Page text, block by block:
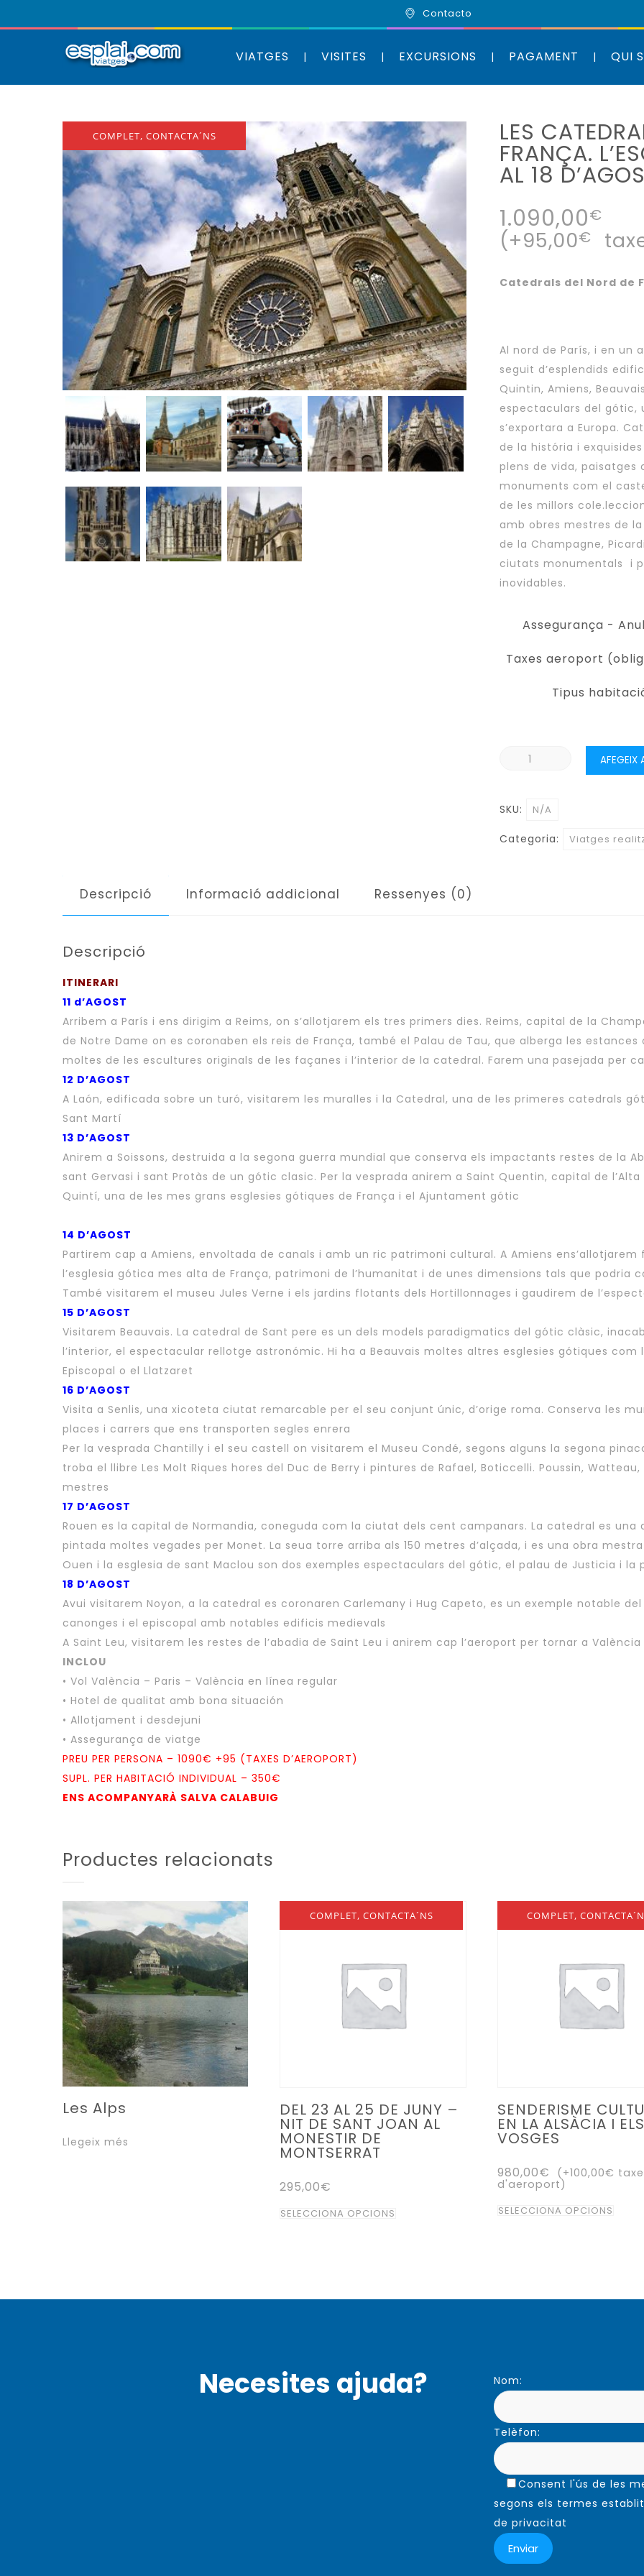
Contacto
VIATGES VISITES EXCURSIONS PAGAMENT QUI
COMPLET, CONTACTA´NS LES
FRANÇA.
AL 18
1.090,00€
(+95,00€
Catedrals del Nord de
Al nord de París, i en
seguit d’esplendids
Quintin, Amiens,
espectaculars del gótic,
s’exportara a Europa.
de la história i
plens de vida,
monuments com el
de les millors
amb obres mestres de
de la Champagne,
ciutats monumentals i
inovidables.
Assegurança -
Taxes aeroport
Tipus
quantitat
CATEDRALS
DEL
18
D'AGOST)
AFEGEIX
SKU: N/A
Categoria: Viatges
Descripció Informació addicional Ressenyes (0)
Descripció
ITINERARI
11 d’AGOST
Arribem a París i ens dirigim a Reims, on s’allotjarem els tres primers dies. Reims, capital de la
de Notre Dame on es coronaben els reis de França, també el Palau de Tau, que alberga les
moltes de les escultures originals de les façanes i l’interior de la catedral. Farem una pasejada per
12 D’AGOST
A Laón, edificada sobre un turó, visitarem les muralles i la Catedral, una de les primeres catedrals
Sant Martí
13 D’AGOST
Anirem a Soissons, destruida a la segona guerra mundial que conserva els impactants restes de la
sant Gervasi i sant Protàs de un gótic clasic. Per la vesprada anirem a Saint Quentin, capital de
Quintí, una de les mes grans esglesies gótiques de França i el Ajuntament gótic
14 D’AGOST
Partirem cap a Amiens, envoltada de canals i amb un ric patrimoni cultural. A Amiens
l’esglesia gótica mes alta de França, patrimoni de l’humanitat i de unes dimensions tals que podria
També visitarem el museu Jules Verne i els jardins flotants dels Hortillonnages i gaudirem de
15 D’AGOST
Visitarem Beauvais. La catedral de Sant pere es un dels models paradigmatics del gótic clàsic,
l’interior, el espectacular rellotge astronómic. Hi ha a Beauvais moltes altres esglesies gótiques com
Episcopal o el Llatzaret
16 D’AGOST
Visita a Senlis, una xicoteta ciutat remarcable per el seu conjunt únic, d’orige roma. Conserva les
places i carrers que ens transporten segles enrera
Per la vesprada Chantilly i el seu castell on visitarem el Museu Condé, segons alguns la segona
troba el llibre Les Molt Riques hores del Duc de Berry i pintures de Rafael, Boticcelli. Poussin,
mestres
17 D’AGOST
Rouen es la capital de Normandia, coneguda com la ciutat dels cent campanars. La catedral es una
pintada moltes vegades per Monet. La seua torre arriba als 150 metres d’alçada, i es una obra
Ouen i la esglesia de sant Maclou son dos exemples espectaculars del gótic, el palau de Justicia i
18 D’AGOST
Avui visitarem Noyon, a la catedral es coronaren Carlemany i Hug Capeto, es un exemple notable
canonges i el episcopal amb notables edificis medievals
A Saint Leu, visitarem les restes de l’abadia de Saint Leu i anirem cap l’aeroport per tornar a València
INCLOU
• Vol València – Paris – València en línea regular
• Hotel de qualitat amb bona situación
• Allotjament i desdejuni
• Assegurança de viatge
PREU PER PERSONA – 1090€ +95 (TAXES D’AEROPORT)
SUPL. PER HABITACIÓ INDIVIDUAL – 350€
ENS ACOMPANYARÀ SALVA CALABUIG
Productes relacionats
Les Alps
Llegeix més
COMPLET, CONTACTA´NS
DEL 23 AL 25 DE JUNY –
NIT DE SANT JOAN AL
MONESTIR DE
MONTSERRAT
295,00€
SELECCIONA OPCIONS
Les
triar
COMPLET,
SENDERISME
EN LA ALSÀCIA I ELS
VOSGES
980,00€ (+100,00€
d'aeroport)
SELECCIONA OPCIONS
Les
Necesites ajuda? Nom:
Telèfon:
Consent l'ús de les
segons els termes
de privacitat